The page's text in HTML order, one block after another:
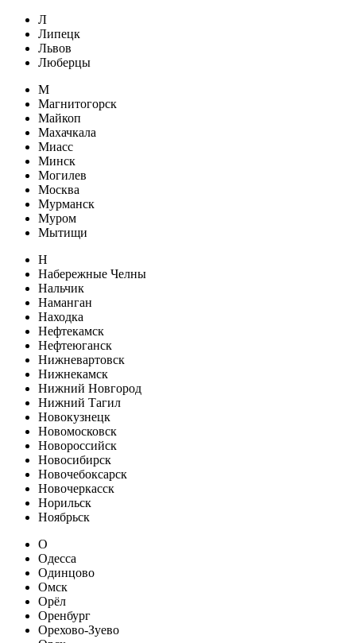
Л
Липецк
Львов
Люберцы
М
Магнитогорск
Майкоп
Махачкала
Миасс
Минск
Могилев
Москва
Мурманск
Муром
Мытищи
Н
Набережные Челны
Нальчик
Наманган
Находка
Нефтекамск
Нефтеюганск
Нижневартовск
Нижнекамск
Нижний Новгород
Нижний Тагил
Новокузнецк
Новомосковск
Новороссийск
Новосибирск
Новочебоксарск
Новочеркасск
Норильск
Ноябрьск
О
Одесса
Одинцово
Омск
Орёл
Оренбург
Орехово-Зуево